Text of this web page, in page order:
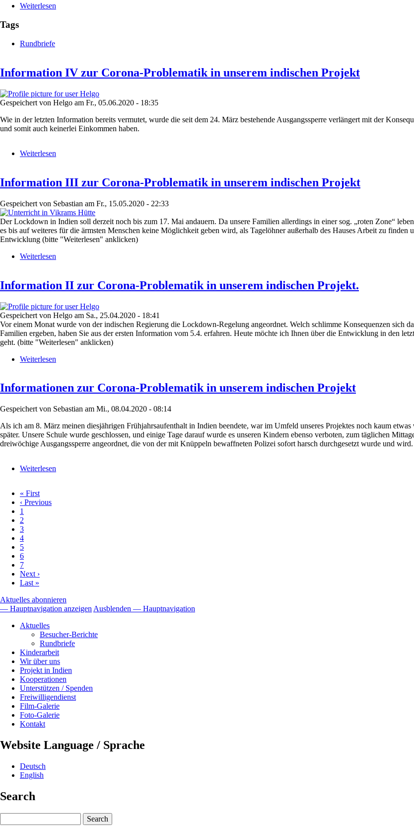
Weiterlesen
Tags
Rundbriefe
Information IV zur Corona-Problematik in unserem indischen Projekt
Gespeichert von Helgo am Fr., 05.06.2020 - 18:35
Wie in der letzten Information bereits vermutet, wurde die seit dem 24. März bestehende Ausgangssperre verlängert mit der
und somit auch keinerlei Einkommen haben.
Weiterlesen
zur
Corona-
in
unserem
indischen
Projekt
Information III zur Corona-Problematik in unserem indischen Projekt
Gespeichert von Sebastian am Fr., 15.05.2020 - 22:33
Der Lockdown in Indien soll derzeit noch bis zum 17. Mai andauern. Da unsere Familien allerdings in einer sog. „roten Zone“
es bis auf weiteres für die ärmsten Menschen keine Möglichkeit geben wird, als Tagelöhner außerhalb des Hauses Arbeit zu
Entwicklung (bitte "Weiterlesen" anklicken)
Weiterlesen
zur
Corona-
in
unserem
indischen
Projekt
Information II zur Corona-Problematik in unserem indischen Projekt.
Gespeichert von Helgo am Sa., 25.04.2020 - 18:41
Vor einem Monat wurde von der indischen Regierung die Lockdown-Regelung angeordnet. Welch schlimme Konsequenzen sich
Familien ergeben, haben Sie aus der ersten Information vom 5.4. erfahren. Heute möchte ich Ihnen über die Entwicklung in den
geht. (bitte "Weiterlesen" anklicken)
Weiterlesen
zur
Corona-
in
unserem
indischen
Projekt.
Informationen zur Corona-Problematik in unserem indischen Projekt
Gespeichert von Sebastian am Mi., 08.04.2020 - 08:14
Als ich am 8. März meinen diesjährigen Frühjahrsaufenthalt in Indien beendete, war im Umfeld unseres Projektes noch kaum
später. Unsere Schule wurde geschlossen, und einige Tage darauf wurde es unseren Kindern ebenso verboten, zum täglichen
dreiwöchige Ausgangssperre angeordnet, die von der mit Knüppeln bewaffneten Polizei sofort harsch durchgesetzt wurde und
Weiterlesen
Seitennummerierung
Erste
Seite
« First
Vorherige
Seite
‹ Previous
Page
1
Page
2
Page
3
Page
4
Page
5
Page
6
Page
7
Nächste
Seite
Next ›
Letzte
Last »
Aktuelles abonnieren
Hauptnavigation
— Hauptnavigation anzeigen Ausblenden — Hauptnavigation
Aktuelles
Besucher-Berichte
Rundbriefe
Kinderarbeit
Wir über uns
Projekt in Indien
Kooperationen
Unterstützen / Spenden
Freiwilligendienst
Film-Galerie
Foto-Galerie
Kontakt
Website Language / Sprache
Deutsch
English
Search